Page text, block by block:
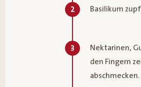
2 Basilikum
3
Nektarinen,
den Fingern
abschmecken.